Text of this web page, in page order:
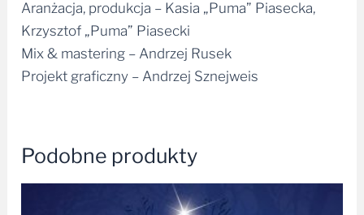
Aranżacja, produkcja – Kasia „Puma” Piasecka,
Krzysztof „Puma” Piasecki
Mix & mastering – Andrzej Rusek
Projekt graficzny – Andrzej Sznejweis
Podobne produkty